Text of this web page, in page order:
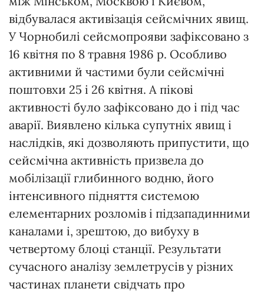
відбувалася активізація сейсмічних явищ.
У Чорнобилі сейсмопрояви зафіксовано з
16 квітня по 8 травня 1986 р. Особливо
активними й частими були сейсмічні
поштовхи 25 і 26 квітня. А пікові
активності було зафіксовано до і під час
аварії. Виявлено кілька супутніх явищ і
наслідків, які дозволяють припустити, що
сейсмічна активність призвела до
мобілізації глибинного водню, його
інтенсивного підняття системою
елементарних розломів і підзападинними
каналами і, зрештою, до вибуху в
четвертому блоці станції. Результати
сучасного аналізу землетрусів у різних
частинах планети свідчать про